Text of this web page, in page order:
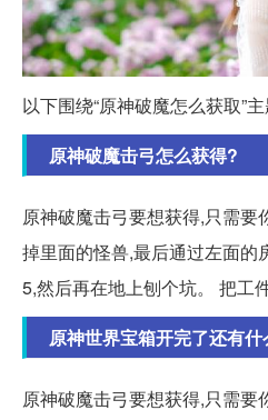
以下围绕“原神破魔怎么获取”
原神破魔击弓怎么获得?
原神破魔击弓要想获得,只需要
掉里面的怪兽,最后通过左面的
5,然后再在地上刨个坑。 把工
原神世界宝箱开完了还有
原神破魔击弓要想获得,只需要